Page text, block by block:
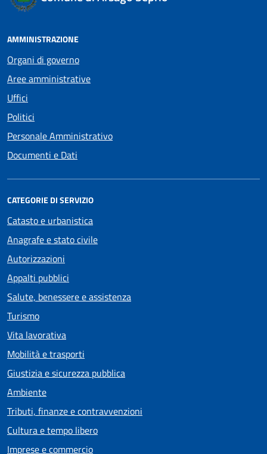
AMMINISTRAZIONE
Organi di governo
Aree amministrative
Uffici
Politici
Personale Amministrativo
Documenti e Dati
CATEGORIE DI SERVIZIO
Catasto e urbanistica
Anagrafe e stato civile
Autorizzazioni
Appalti pubblici
Salute, benessere e assistenza
Turismo
Vita lavorativa
Mobilità e trasporti
Giustizia e sicurezza pubblica
Ambiente
Tributi, finanze e contravvenzioni
Cultura e tempo libero
Imprese e commercio